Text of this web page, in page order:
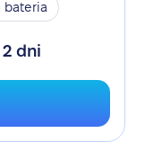
bateria
dni